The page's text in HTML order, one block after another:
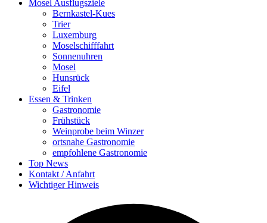
Mosel Ausflugsziele
Bernkastel-Kues
Trier
Luxemburg
Moselschifffahrt
Sonnenuhren
Mosel
Hunsrück
Eifel
Essen & Trinken
Gastronomie
Frühstück
Weinprobe beim Winzer
ortsnahe Gastronomie
empfohlene Gastronomie
Top News
Kontakt / Anfahrt
Wichtiger Hinweis